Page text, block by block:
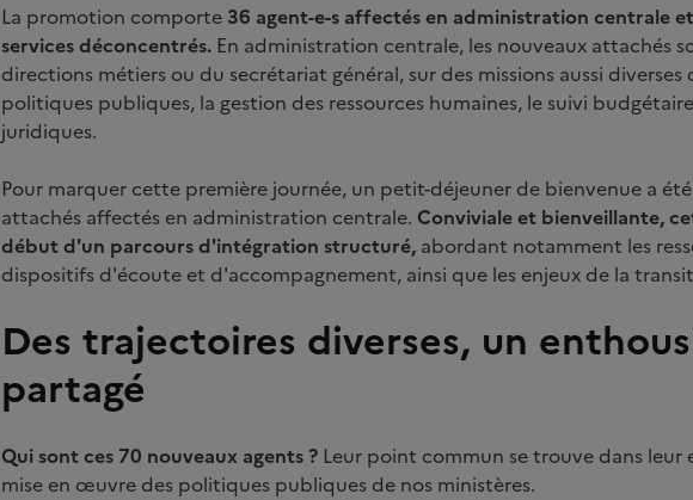
La promotion comporte36 agent-e-s affectés en administration centrale
services déconcentrés. En administration centrale, les nouveaux attachés
directions métiers ou du secrétariat général, sur des missions aussi
politiques publiques, la gestion des ressources humaines, le suivi
juridiques.
Pour marquer cette première journée, un petit-déjeuner de bienvenue a
attachés affectés en administration centrale. Conviviale et bienveillante,
début d'un parcours d'intégration structuré, abordant notamment les
dispositifs d'écoute et d'accompagnement, ainsi que les enjeux de la
Des trajectoires diverses, un
partagé
Qui sont ces 70 nouveaux agents ? Leur point commun se trouve dans leur
mise en œuvre des politiques publiques de nos ministères.